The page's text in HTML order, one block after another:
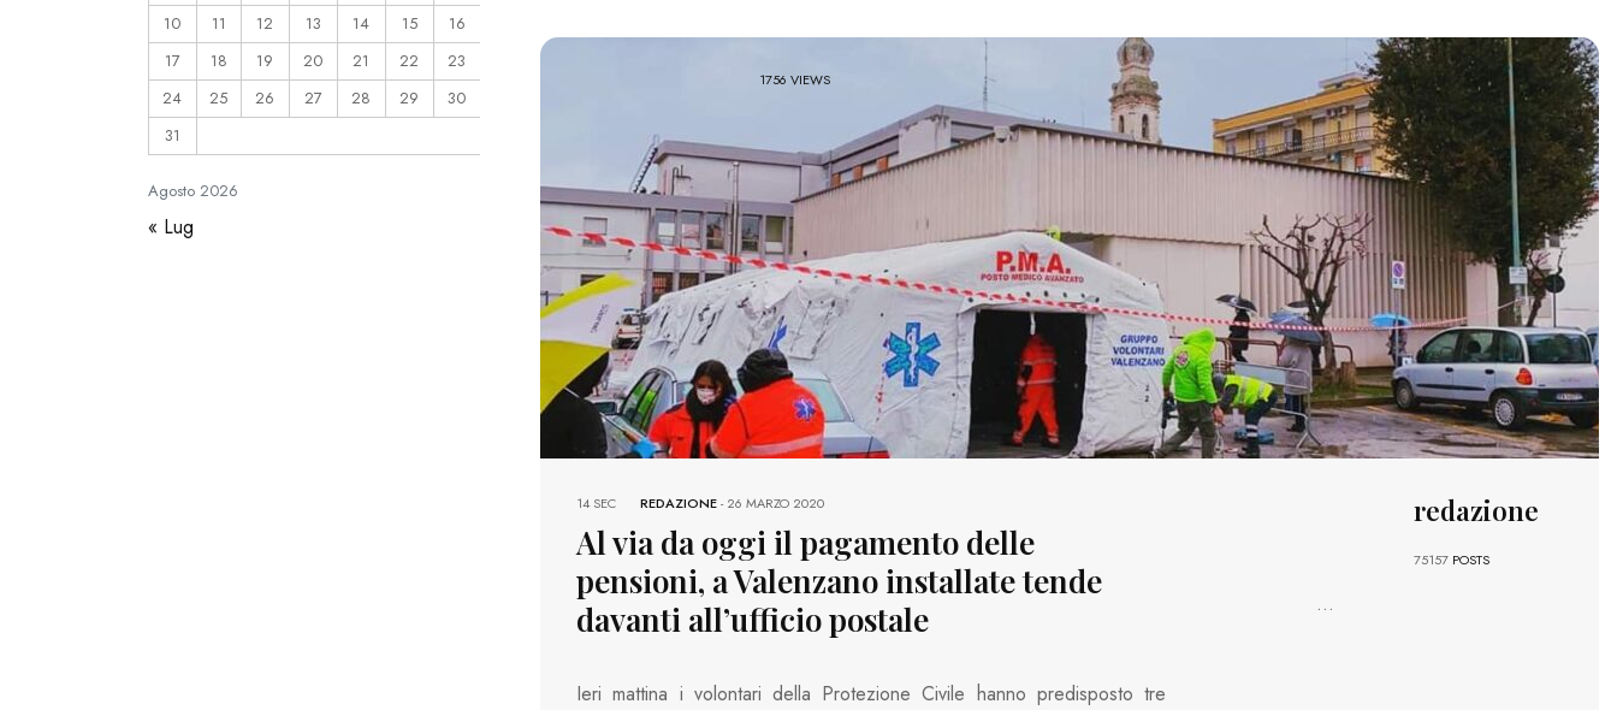
1756 VIEWS
REDAZIONE-26 MARZO 2020
14 SEC
Al via da oggi il pagamento delle
pensioni, a Valenzano installate tende
davanti all’ufficio postale
Ieri mattina i volontari della Protezione Civile hanno predisposto tre
redazione
75157 POSTS
...
Agosto2026
10
11 12 13 14 15
16
17
18 19 20 21 22
23
24
25 26 27 28 29
30
31
« Lug